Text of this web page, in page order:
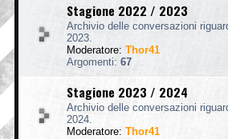
Stagione 2022 / 2023
Archivio delle conversazioni
2023.
Moderatore: Thor41
Argomenti: 67
Stagione 2023 / 2024
Archivio delle conversazioni
2024.
Moderatore: Thor41